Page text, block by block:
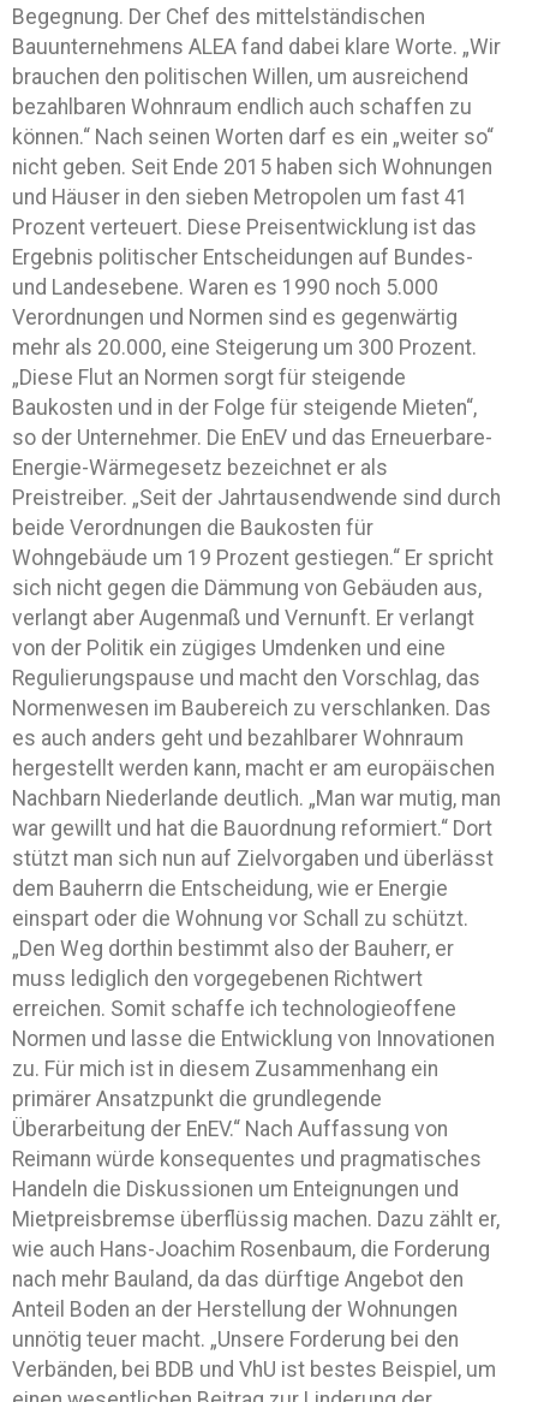
Begegnung. Der Chef des mittelständischen
Bauunternehmens ALEA fand dabei klare Worte. „Wir
brauchen den politischen Willen, um ausreichend
bezahlbaren Wohnraum endlich auch schaffen zu
können.“ Nach seinen Worten darf es ein „weiter so“
nicht geben. Seit Ende 2015 haben sich Wohnungen
und Häuser in den sieben Metropolen um fast 41
Prozent verteuert. Diese Preisentwicklung ist das
Ergebnis politischer Entscheidungen auf Bundes-
und Landesebene. Waren es 1990 noch 5.000
Verordnungen und Normen sind es gegenwärtig
mehr als 20.000, eine Steigerung um 300 Prozent.
„Diese Flut an Normen sorgt für steigende
Baukosten und in der Folge für steigende Mieten“,
so der Unternehmer. Die EnEV und das Erneuerbare-
Energie-Wärmegesetz bezeichnet er als
Preistreiber. „Seit der Jahrtausendwende sind durch
beide Verordnungen die Baukosten für
Wohngebäude um 19 Prozent gestiegen.“ Er spricht
sich nicht gegen die Dämmung von Gebäuden aus,
verlangt aber Augenmaß und Vernunft. Er verlangt
von der Politik ein zügiges Umdenken und eine
Regulierungspause und macht den Vorschlag, das
Normenwesen im Baubereich zu verschlanken. Das
es auch anders geht und bezahlbarer Wohnraum
hergestellt werden kann, macht er am europäischen
Nachbarn Niederlande deutlich. „Man war mutig, man
war gewillt und hat die Bauordnung reformiert.“ Dort
stützt man sich nun auf Zielvorgaben und überlässt
dem Bauherrn die Entscheidung, wie er Energie
einspart oder die Wohnung vor Schall zu schützt.
„Den Weg dorthin bestimmt also der Bauherr, er
muss lediglich den vorgegebenen Richtwert
erreichen. Somit schaffe ich technologieoffene
Normen und lasse die Entwicklung von Innovationen
zu. Für mich ist in diesem Zusammenhang ein
primärer Ansatzpunkt die grundlegende
Überarbeitung der EnEV.“ Nach Auffassung von
Reimann würde konsequentes und pragmatisches
Handeln die Diskussionen um Enteignungen und
Mietpreisbremse überflüssig machen. Dazu zählt er,
wie auch Hans-Joachim Rosenbaum, die Forderung
nach mehr Bauland, da das dürftige Angebot den
Anteil Boden an der Herstellung der Wohnungen
unnötig teuer macht. „Unsere Forderung bei den
Verbänden, bei BDB und VhU ist bestes Beispiel, um